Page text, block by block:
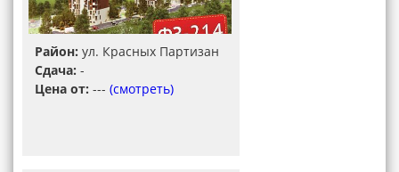
Район: ул. Красных Партизан
Сдача: -
Цена от: --- (смотреть)